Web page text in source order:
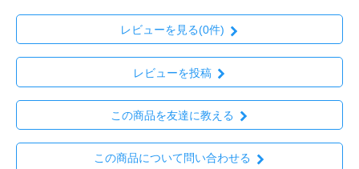
レビューを見る(0件)
レビューを投稿
この商品を友達に教える
この商品について問い合わせる